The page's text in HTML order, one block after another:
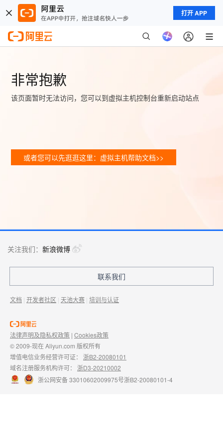
打开 APP
非常抱歉
该页面暂时无法访问，您可以到虚拟主机控制台重新启动站点
或者您可以先逛逛这里：虚拟主机帮助文档>>